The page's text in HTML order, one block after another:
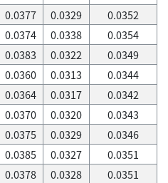
0.0377 0.0329
0.0352
0.0374 0.0338
0.0354
0.0383 0.0322
0.0349
0.0360 0.0313
0.0344
0.0364 0.0317
0.0342
0.0370 0.0320
0.0343
0.0375 0.0329
0.0346
0.0385 0.0327
0.0351
0.0378 0.0328
0.0351